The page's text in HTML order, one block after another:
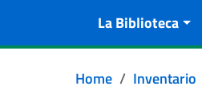
La Biblioteca
Home Inventario